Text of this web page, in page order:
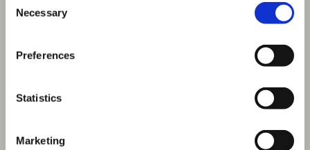
Selection
Necessary
Preferences
Statistics
Marketing
商品を選びなおす
6,600円
330ポイント付与